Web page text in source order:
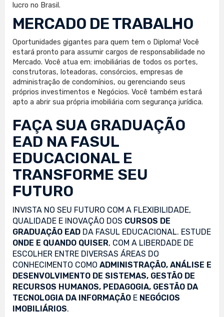
lucro no Brasil.
MERCADO DE TRABALHO
Oportunidades gigantes para quem tem o Diploma! Você
estará pronto para assumir cargos de responsabilidade no
Mercado. Você atua em: imobiliárias de todos os portes,
construtoras, loteadoras, consórcios, empresas de
administração de condomínios, ou gerenciando seus
próprios investimentos e Negócios. Você também estará
apto a abrir sua própria imobiliária com segurança jurídica.
FAÇA SUA GRADUAÇÃO
EAD NA FASUL
EDUCACIONAL E
TRANSFORME SEU
FUTURO
INVISTA NO SEU FUTURO COM A FLEXIBILIDADE,
QUALIDADE E INOVAÇÃO DOS CURSOS DE
GRADUAÇÃO EAD DA FASUL EDUCACIONAL. ESTUDE
ONDE E QUANDO QUISER, COM A LIBERDADE DE
ESCOLHER ENTRE DIVERSAS ÁREAS DO
CONHECIMENTO COMO ADMINISTRAÇÃO, ANÁLISE E
DESENVOLVIMENTO DE SISTEMAS, GESTÃO DE
RECURSOS HUMANOS, PEDAGOGIA, GESTÃO DA
TECNOLOGIA DA INFORMAÇÃO E NEGÓCIOS
IMOBILIÁRIOS.